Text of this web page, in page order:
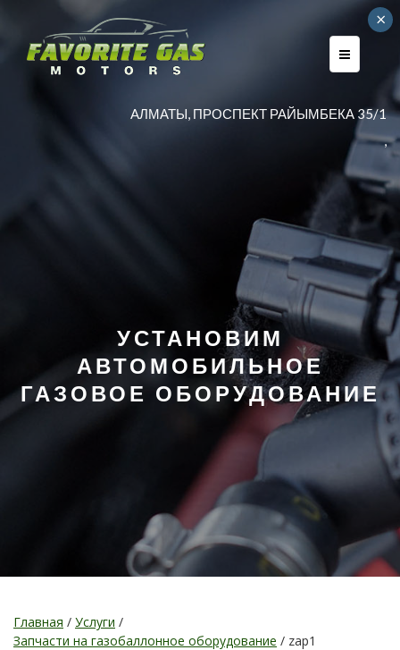
AЛМАТЫ, ПРОСПЕКТ РАЙЫМБЕКА 35/1
,
УСТАНОВИМ
АВТОМОБИЛЬНОЕ
ГАЗОВОЕ ОБОРУДОВАНИЕ
Главная / Услуги /
Запчасти на газобаллонное оборудование / zap1
×